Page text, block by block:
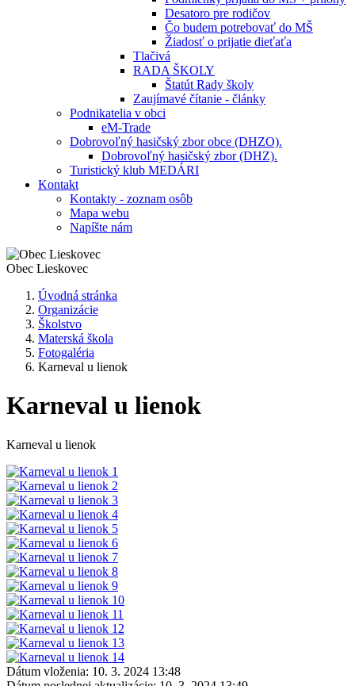
Desatoro pre rodičov
Čo budem potrebovať do MŠ
Žiadosť o prijatie dieťaťa
Tlačivá
RADA ŠKOLY
Štatút Rady školy
Zaujímavé čítanie - články
Podnikatelia v obci
eM-Trade
Dobrovoľný hasičský zbor obce (DHZO).
Dobrovoľný hasičský zbor (DHZ).
Turistický klub MEDÁRI
Kontakt
Kontakty - zoznam osôb
Mapa webu
Napíšte nám
Obec Lieskovec
Úvodná stránka
Organizácie
Školstvo
Materská škola
Fotogaléria
Karneval u lienok
Karneval u lienok
Karneval u lienok
Dátum vloženia: 10. 3. 2024 13:48